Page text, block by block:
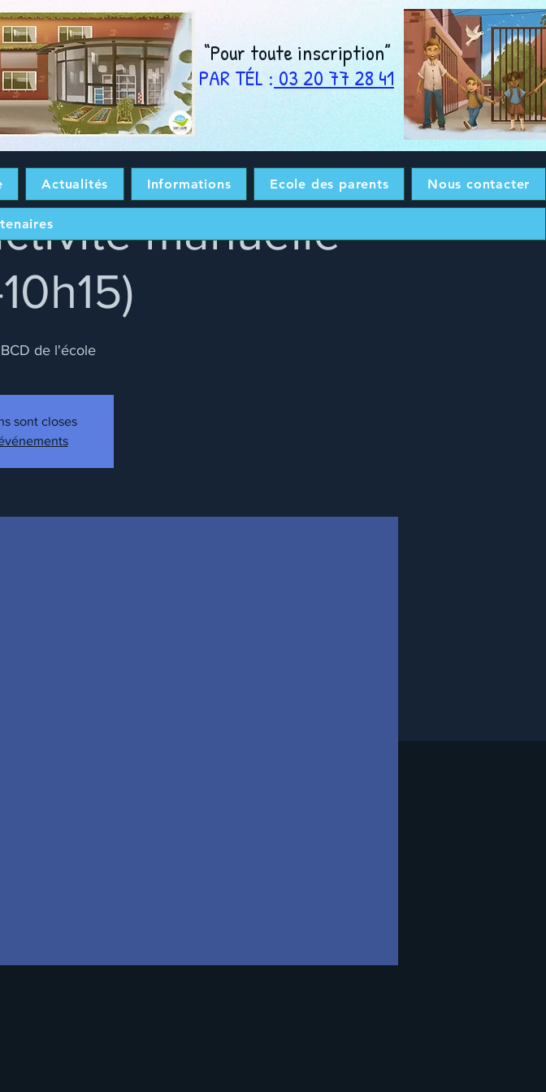
“Pour toute inscription”
PAR TÉL : 03 20 77 28 41
manuelle
BCD de l'école
sont closes
Actualités Informations Ecole des parents Nous contacter